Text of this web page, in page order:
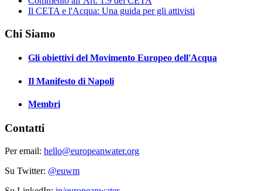
Il CETA e l'Acqua: Una guida per gli attivisti
Chi Siamo
Gli obiettivi del Movimento Europeo dell'Acqua
Il Manifesto di Napoli
Membri
Contatti
Per email: hello@europeanwater.org
Su Twitter: @euwm